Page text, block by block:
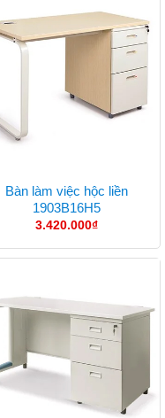
Bàn làm việc hộc liền
1903B16H5
3.420.000₫